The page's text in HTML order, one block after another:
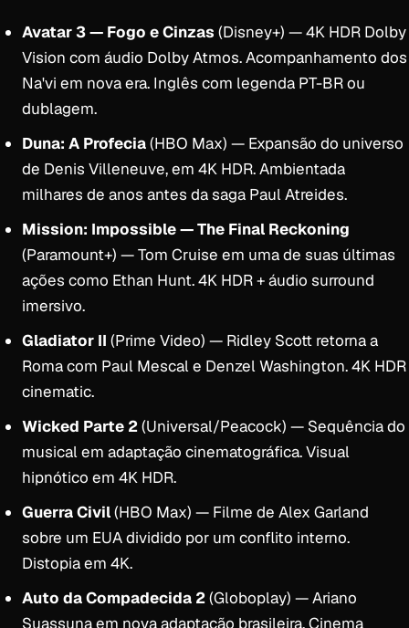
Avatar 3 — Fogo e Cinzas (Disney+) — 4K HDR Dolby
Vision com áudio Dolby Atmos. Acompanhamento dos
Na'vi em nova era. Inglês com legenda PT-BR ou
dublagem.
Duna: A Profecia(HBO Max) — Expansão do universo
de Denis Villeneuve, em 4K HDR. Ambientada
milhares de anos antes da saga Paul Atreides.
Mission: Impossible — The Final Reckoning
(Paramount+) — Tom Cruise em uma de suas últimas
ações como Ethan Hunt. 4K HDR + áudio surround
imersivo.
Gladiator II (Prime Video) — Ridley Scott retorna a
Roma com Paul Mescal e Denzel Washington. 4K HDR
cinematic.
Wicked Parte 2(Universal/Peacock) — Sequência do
musical em adaptação cinematográfica. Visual
hipnótico em 4K HDR.
Guerra Civil(HBO Max) — Filme de Alex Garland
sobre um EUA dividido por um conflito interno.
Distopia em 4K.
Auto da Compadecida 2(Globoplay) — Ariano
Suassuna em nova adaptação brasileira. Cinema